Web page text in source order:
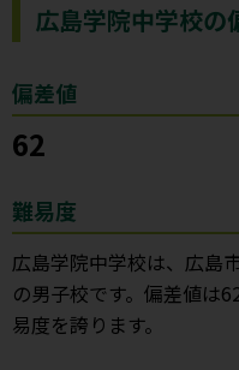
広島学院中学校の
偏差値
62
難易度
広島学院中学校は、広島
の男子校です。偏差値は
易度を誇ります。